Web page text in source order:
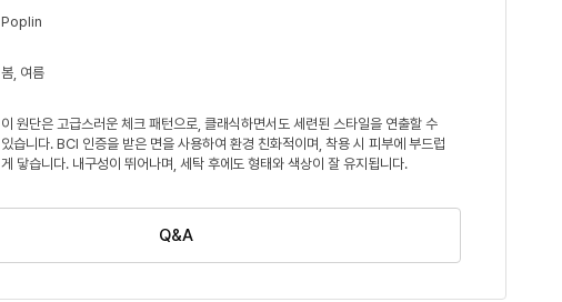
Poplin
봄, 여름
이 원단은 고급스러운 체크 패턴으로, 클래식하면서도 세련된 스타일을 연출할 수
있습니다. BCI 인증을 받은 면을 사용하여 환경 친화적이며, 착용 시 피부에 부드럽
게 닿습니다. 내구성이 뛰어나며, 세탁 후에도 형태와 색상이 잘 유지됩니다.
Q&A